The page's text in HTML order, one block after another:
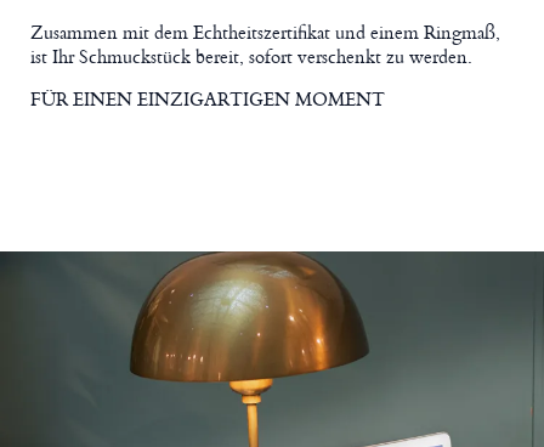
Zusammen mit dem Echtheitszertifikat und einem Ringmaß,
ist Ihr Schmuckstück bereit, sofort verschenkt zu werden.
FÜR EINEN EINZIGARTIGEN MOMENT